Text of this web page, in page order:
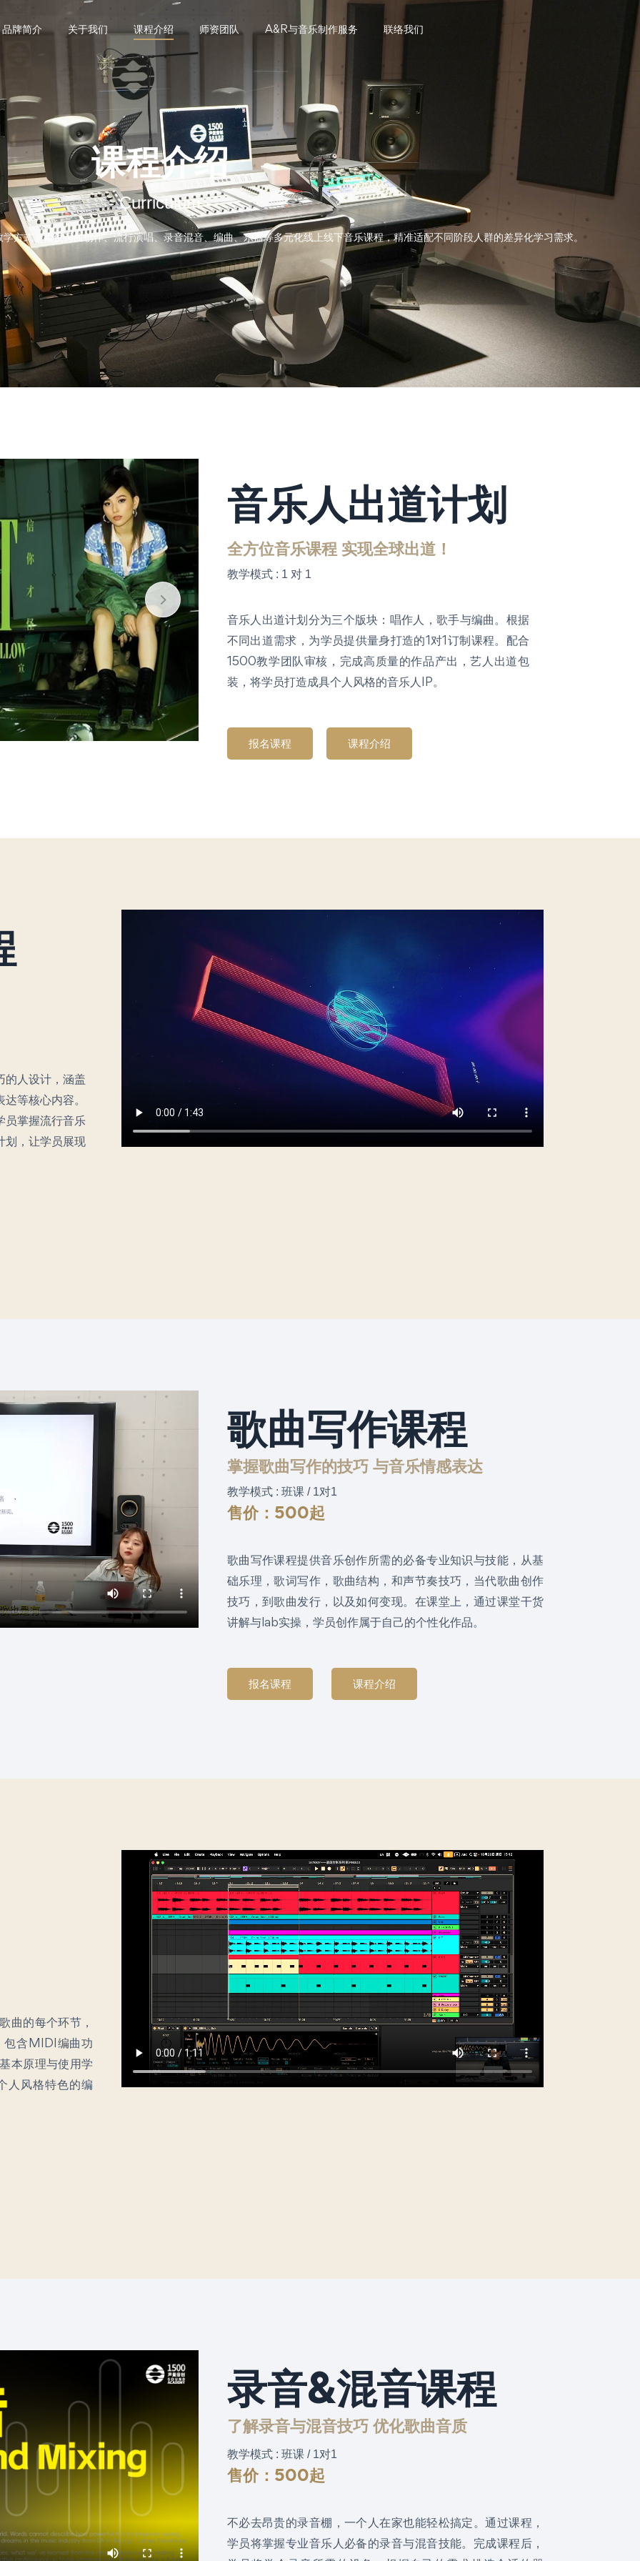
品牌简介 关于我们 课程介绍 师资团队 A&R与音乐制作服务 联络我们
课程介绍
- Curriculum -
式，提供词曲创作、流行演唱、录音混音、编曲、乐器等多元化线上线下音乐课程，精准适配不同阶段人群的差异化学习需求。
音乐人出道计划
全方位音乐课程 实现全球出道！
教学模式 : 1 对 1
音乐人出道计划分为三个版块：唱作人，歌手与编曲。根据
不同出道需求，为学员提供量身打造的1对1订制课程。配合
1500教学团队审核，完成高质量的作品产出，艺人出道包
装，将学员打造成具个人风格的音乐人IP。
报名课程 课程介绍
的人设计，涵盖
等核心内容。
员掌握流行音乐
划，让学员展现
歌曲写作课程
掌握歌曲写作的技巧 与音乐情感表达
教学模式 : 班课 / 1对1
售价：500起
歌曲写作课程提供音乐创作所需的必备专业知识与技能，从基
础乐理，歌词写作，歌曲结构，和声节奏技巧，当代歌曲创作
技巧，到歌曲发行，以及如何变现。在课堂上，通过课堂干货
讲解与lab实操，学员创作属于自己的个性化作品。
报名课程 课程介绍
曲的每个环节，
包含MIDI编曲功
本原理与使用学
人风格特色的编
录音&混音课程
了解录音与混音技巧 优化歌曲音质
教学模式 : 班课 / 1对1
售价：500起
不必去昂贵的录音棚，一个人在家也能轻松搞定。通过课程，
学员将掌握专业音乐人必备的录音与混音技能。完成课程后，